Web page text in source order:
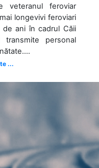
veteranul feroviar
longevivi feroviari
ani în cadrul Căii
personal
...